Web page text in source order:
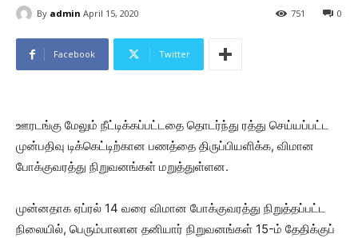
By admin April 15, 2020 0
751
Facebook Twitter
ஊரடங்கு மேலும் நீட்டிக்கப்பட்டதை தொடர்ந்து ரத்து செய்யப்பட்ட
முன்பதிவு டிக்கெட்டிற்கான பணத்தை திருப்பியளிக்க, விமான
போக்குவரத்து நிறுவனங்கள் மறுத்துள்ளன.
முன்னதாக ஏப்ரல் 14 வரை விமான போக்குவரத்து நிறுத்தப்பட்ட
நிலையில், பெரும்பாலான தனியார் நிறுவனங்கள் 15-ம் தேதிக்குப்